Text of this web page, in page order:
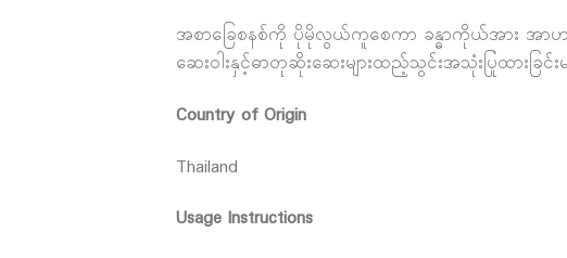
အစာခြေစနစ်ကို ပိုမိုလွယ်ကူစေကာ ခန္ဓာကိုယ်အား အာ
ဆေးဝါးနှင့်ဓာတုဆိုးဆေးများထည့်သွင်းအသုံးပြုထားခြင်းမ
Country of Origin
Thailand
Usage Instructions